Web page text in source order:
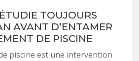
TOUJOURS
AVANT D’ENTAMER
DE PISCINE
piscine est une intervention